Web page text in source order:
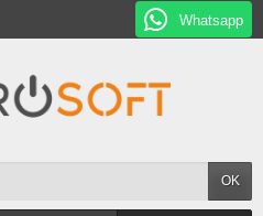
Whatsapp
OK